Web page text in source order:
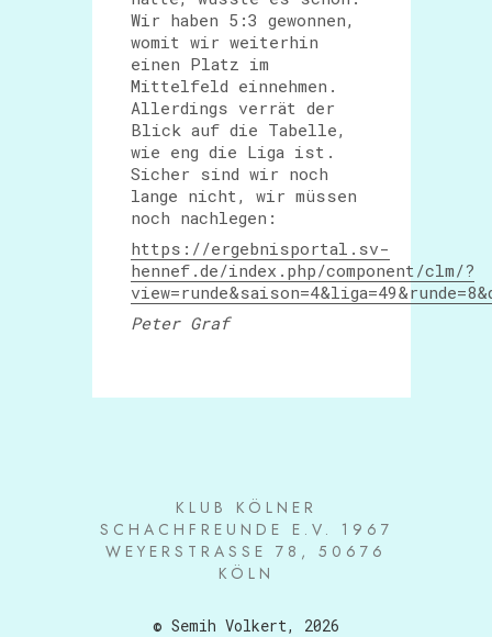
Wir haben 5:3 gewonnen,
womit wir weiterhin
einen Platz im
Mittelfeld einnehmen.
Allerdings verrät der
Blick auf die Tabelle,
wie eng die Liga ist.
Sicher sind wir noch
lange nicht, wir müssen
noch nachlegen:
https://ergebnisportal.sv-
hennef.de/index.php/component/clm/?
Peter Graf
KLUB KÖLNER
SCHACHFREUNDE E.V. 1967
WEYERSTRASSE 78, 50676 K
ÖLN
© Semih Volkert, 2026